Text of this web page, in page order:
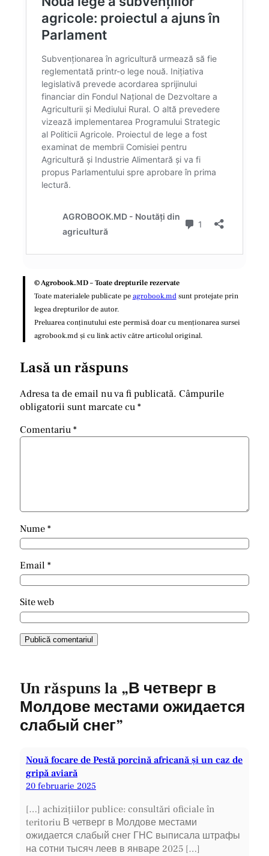
© Agrobook.MD – Toate drepturile rezervate
Toate materialele publicate peagrobook.mdsunt protejate prin
legea drepturilor de autor.
Preluarea conținutului este permisă doar cu menționarea sursei
agrobook.md și cu link activ către articolul original.
Lasă un răspuns
Adresa ta de email nu va fi publicată. Câmpurile
obligatorii sunt marcate cu*
Comentariu*
Nume*
Email *
Site web
Un răspuns la „В четверг в
Молдове местами ожидается
слабый снег”
Nouă focare de Pestă porcină africană și un caz de
gripă aviară
20 februarie 2025
[…] achizițiilor publice: consultări oficiale în
teritoriu В четверг в Молдове местами
ожидается слабый снег ГНС выписала штрафы
на сотни тысяч леев в январе 2025 […]